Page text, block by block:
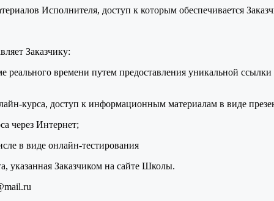
Исполнителя, доступ к которым обеспечивается
Заказчику:
времени путем предоставления уникальной ссылки
курса, доступ к информационным материалам в виде
через Интернет;
в виде онлайн-тестирования
указанная Заказчиком на сайте Школы.